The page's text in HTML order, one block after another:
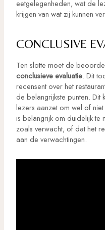
eetgelegenheden, wat de
krijgen van wat zij kunnen
CONCLUSIVE
Ten slotte moet de
conclusieve evaluatie. Dit
recensent over het
de belangrijkste punten. Dit
lezers aanzet om wel of
is belangrijk om duidelijk te
zoals verwacht, of dat het
aan de verwachtingen.